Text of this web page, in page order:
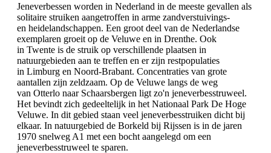
Jeneverbessen worden in Nederland in de meeste gevallen als
solitaire struiken aangetroffen in arme zandverstuivings-
en heidelandschappen. Een groot deel van de Nederlandse
exemplaren groeit op de Veluwe en in Drenthe. Ook
in Twente is de struik op verschillende plaatsen in
natuurgebieden aan te treffen en er zijn restpopulaties
in Limburg en Noord-Brabant. Concentraties van grote
aantallen zijn zeldzaam. Op de Veluwe langs de weg
van Otterlo naar Schaarsbergen ligt zo'n jeneverbesstruweel.
Het bevindt zich gedeeltelijk in het Nationaal Park De Hoge
Veluwe. In dit gebied staan veel jeneverbesstruiken dicht bij
elkaar. In natuurgebied de Borkeld bij Rijssen is in de jaren
1970 snelweg A1 met een bocht aangelegd om een
jeneverbesstruweel te sparen.